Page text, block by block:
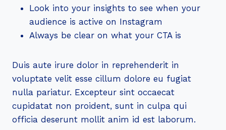
Look into your insights to see when your
audience is active on Instagram
Always be clear on what your CTA is
Duis aute irure dolor in reprehenderit in
voluptate velit esse cillum dolore eu fugiat
nulla pariatur. Excepteur sint occaecat
cupidatat non proident, sunt in culpa qui
officia deserunt mollit anim id est laborum.